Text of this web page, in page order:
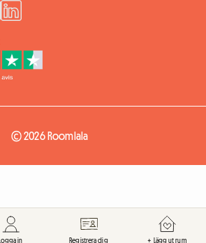
© 2026 Roomlala
Logga in Registrera dig + Lägg ut rum